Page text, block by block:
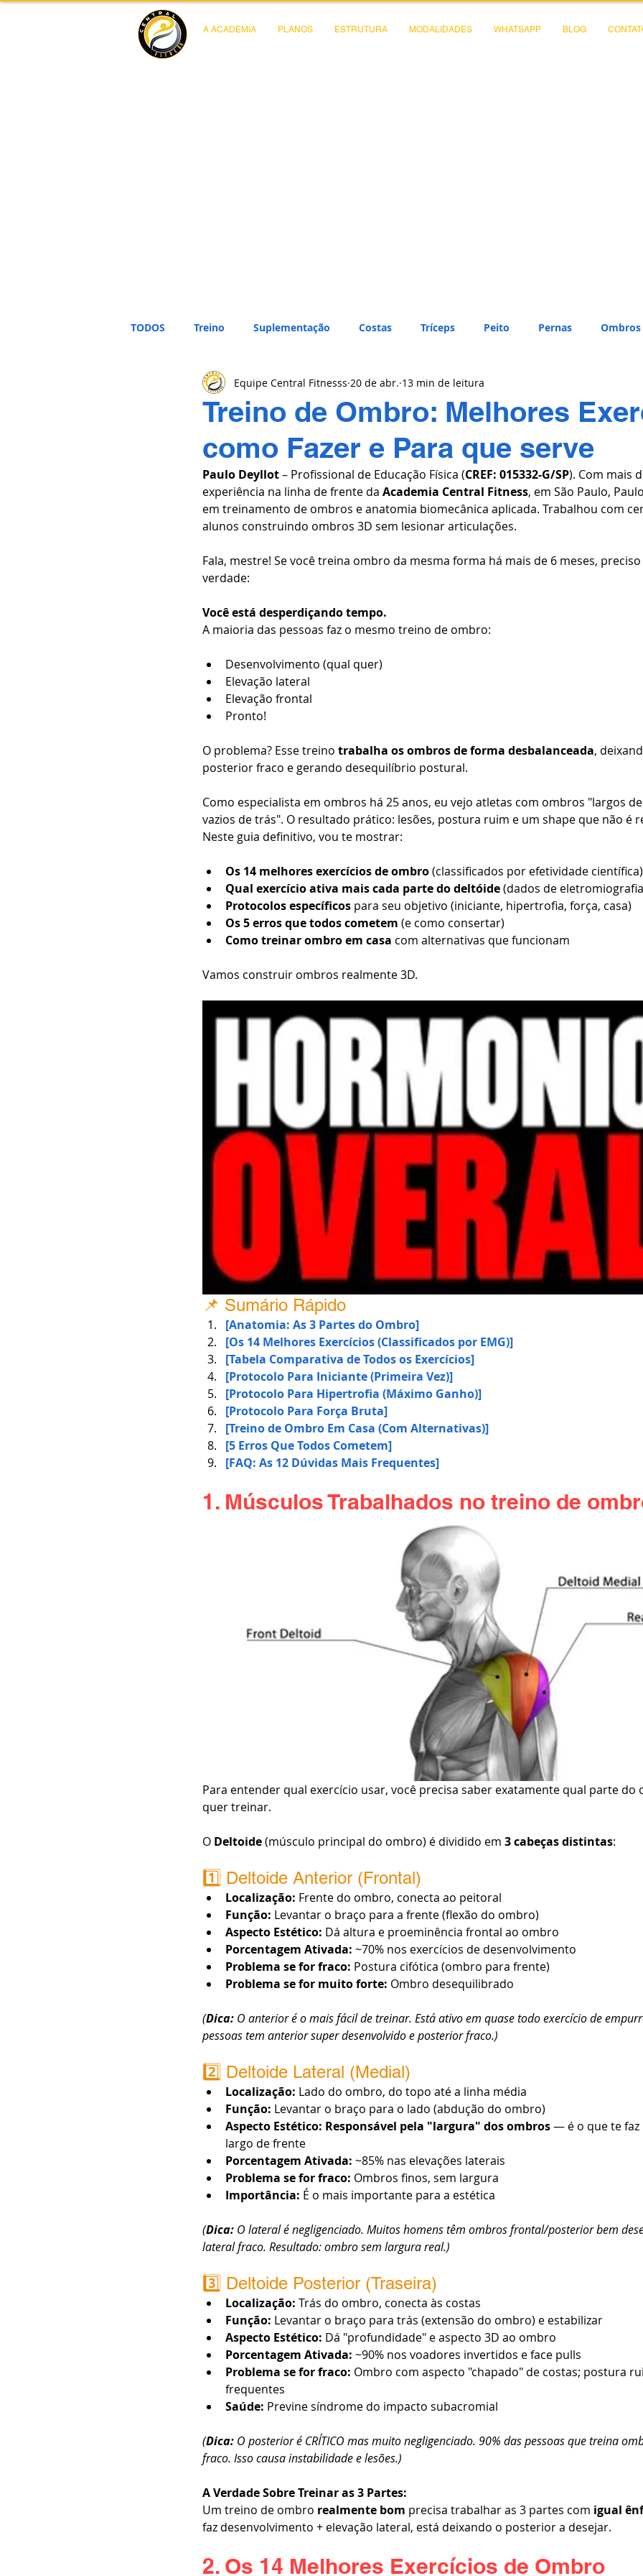
A ACADEMIA PLANOS ESTRUTURA MODALIDADES WHATSAPP BLOG
TODOS Treino Suplementação Costas Tríceps Peito Pernas Ombros
Treino de Ombro: Melhores
como Fazer e Para que serve
Equipe Central Fitnesss 20 de abr. 13 min de leitura
Paulo Deyllot – Profissional de Educação Física (CREF: 015332-G/SP). Com mais
experiência na linha de frente da Academia Central Fitness, em São Paulo,
em treinamento de ombros e anatomia biomecânica aplicada. Trabalhou com
alunos construindo ombros 3D sem lesionar articulações.
Fala, mestre! Se você treina ombro da mesma forma há mais de 6 meses,
verdade:
Você está desperdiçando tempo.
A maioria das pessoas faz o mesmo treino de ombro:
Desenvolvimento (qual quer)
Elevação lateral
Elevação frontal
Pronto!
O problema? Esse treino trabalha os ombros de forma desbalanceada,
posterior fraco e gerando desequilíbrio postural.
Como especialista em ombros há 25 anos, eu vejo atletas com ombros "largos
vazios de trás". O resultado prático: lesões, postura ruim e um shape que não é
Neste guia definitivo, vou te mostrar:
Os 14 melhores exercícios de ombro (classificados por efetividade científica)
Qual exercício ativa mais cada parte do deltóide (dados de
Protocolos específicos para seu objetivo (iniciante, hipertrofia, força, casa)
Os 5 erros que todos cometem (e como consertar)
Como treinar ombro em casa com alternativas que funcionam
Vamos construir ombros realmente 3D.
📌 Sumário Rápido
[Anatomia: As 3 Partes do Ombro]
[Os 14 Melhores Exercícios (Classificados por EMG)]
[Tabela Comparativa de Todos os Exercícios]
[Protocolo Para Iniciante (Primeira Vez)]
[Protocolo Para Hipertrofia (Máximo Ganho)]
[Protocolo Para Força Bruta]
[Treino de Ombro Em Casa (Com Alternativas)]
[5 Erros Que Todos Cometem]
[FAQ: As 12 Dúvidas Mais Frequentes]
1. Músculos Trabalhados no treino de
Para entender qual exercício usar, você precisa saber exatamente qual parte
quer treinar.
O Deltoide (músculo principal do ombro) é dividido em 3 cabeças distintas:
1️⃣ Deltoide Anterior (Frontal)
Localização: Frente do ombro, conecta ao peitoral
Função: Levantar o braço para a frente (flexão do ombro)
Aspecto Estético: Dá altura e proeminência frontal ao ombro
Porcentagem Ativada: ~70% nos exercícios de desenvolvimento
Problema se for fraco: Postura cifótica (ombro para frente)
Problema se for muito forte: Ombro desequilibrado
(Dica: O anterior é o mais fácil de treinar. Está ativo em quase todo exercício de
pessoas tem anterior super desenvolvido e posterior fraco.)
2️⃣ Deltoide Lateral (Medial)
Localização: Lado do ombro, do topo até a linha média
Função: Levantar o braço para o lado (abdução do ombro)
Aspecto Estético: Responsável pela "largura" dos ombros — é o que te
largo de frente
Porcentagem Ativada: ~85% nas elevações laterais
Problema se for fraco: Ombros finos, sem largura
Importância: É o mais importante para a estética
(Dica: O lateral é negligenciado. Muitos homens têm ombros frontal/posterior bem
lateral fraco. Resultado: ombro sem largura real.)
3️⃣ Deltoide Posterior (Traseira)
Localização: Trás do ombro, conecta às costas
Função: Levantar o braço para trás (extensão do ombro) e estabilizar
Aspecto Estético: Dá "profundidade" e aspecto 3D ao ombro
Porcentagem Ativada: ~90% nos voadores invertidos e face pulls
Problema se for fraco: Ombro com aspecto "chapado" de costas; postura
frequentes
Saúde: Previne síndrome do impacto subacromial
(Dica: O posterior é CRÍTICO mas muito negligenciado. 90% das pessoas que treina
fraco. Isso causa instabilidade e lesões.)
A Verdade Sobre Treinar as 3 Partes:
Um treino de ombro realmente bom precisa trabalhar as 3 partes com igual
faz desenvolvimento + elevação lateral, está deixando o posterior a desejar.
2. Os 14 Melhores Exercícios de Ombro